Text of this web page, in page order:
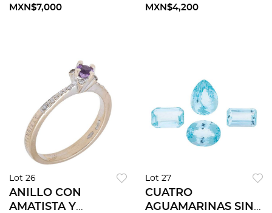
rectangular y cojín
MXN$7,000
diamantes corte
MXN$4,200
Lot 26
ANILLO CON
AMATISTA Y
Lot 27
CUATRO
AGUAMARINAS SIN